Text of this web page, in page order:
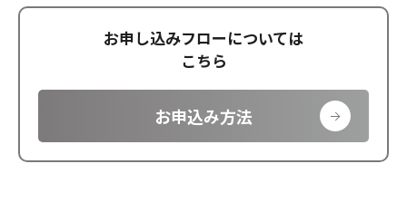
お申し込みフローについては
こちら
お申込み方法